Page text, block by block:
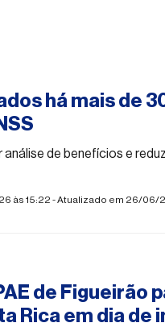
há mais de
de benefícios e
às 15:22 - Atualizado em 26/06/
de Figueirão
Rica em dia de